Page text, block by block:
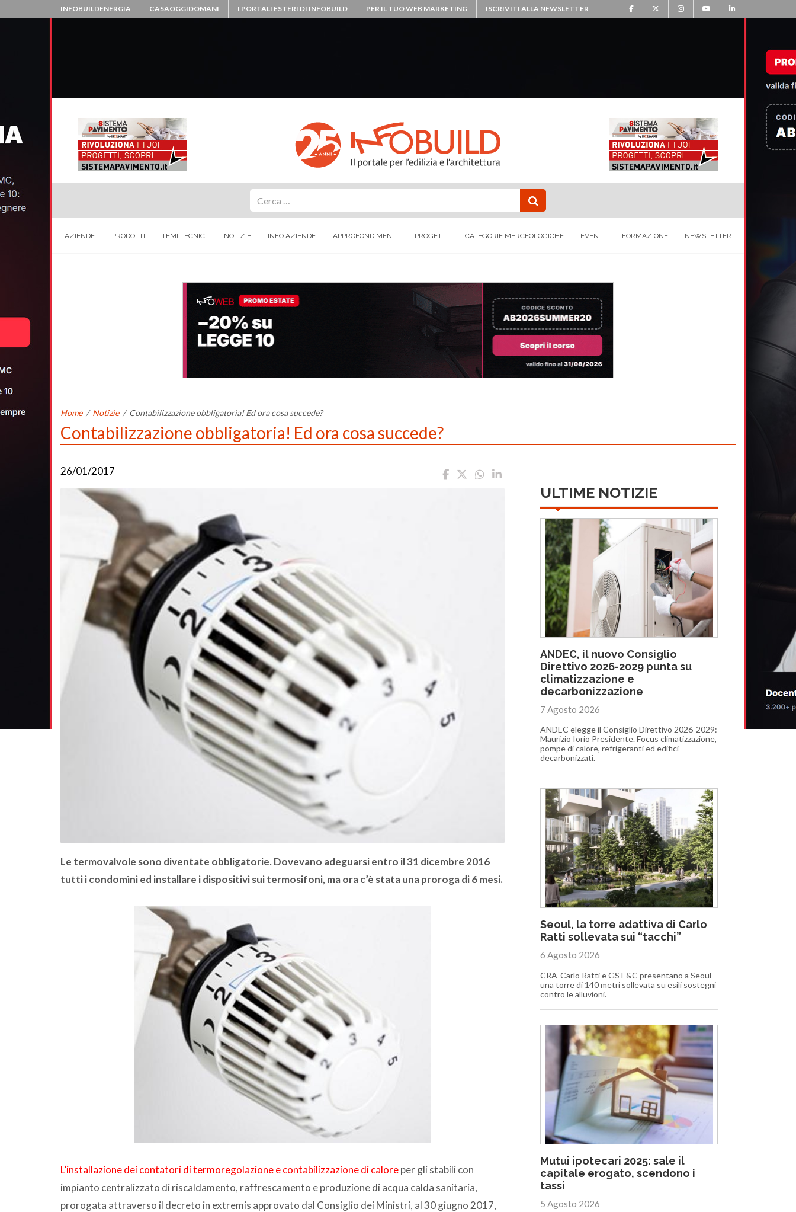
INFOBUILDENERGIA CASAOGGIDOMANI I PORTALI ESTERI DI INFOBUILD PER IL TUO WEB MARKETING ISCRIVITI ALLA NEWSLETTER
AZIENDE PRODOTTI TEMI TECNICI NOTIZIE INFO AZIENDE APPROFONDIMENTI PROGETTI CATEGORIE MERCEOLOGICHE EVENTI FORMAZIONE NEWSLETTER
Home / Notizie / Contabilizzazione obbligatoria! Ed ora cosa succede?
Contabilizzazione obbligatoria! Ed ora cosa succede?
26/01/2017
Le termovalvole sono diventate obbligatorie. Dovevano adeguarsi entro il 31 dicembre 2016
tutti i condomìni ed installare i dispositivi sui termosifoni, ma ora c’è stata una proroga di 6 mesi.
L’installazione dei contatori di termoregolazione e contabilizzazione di caloreper gli stabili con
impianto centralizzato di riscaldamento, raffrescamento e produzione di acqua calda sanitaria,
prorogata attraverso il decreto in extremis approvato dal Consiglio dei Ministri, al 30 giugno 2017,
ULTIME NOTIZIE
ANDEC, il nuovo Consiglio
Direttivo 2026-2029 punta su
climatizzazione e
decarbonizzazione
7 Agosto 2026
ANDEC elegge il Consiglio Direttivo 2026-2029:
Maurizio Iorio Presidente. Focus climatizzazione,
pompe di calore, refrigeranti ed edifici
decarbonizzati.
Seoul, la torre adattiva di Carlo
Ratti sollevata sui “tacchi”
6 Agosto 2026
CRA-Carlo Ratti e GS E&C presentano a Seoul
una torre di 140 metri sollevata su esili sostegni
contro le alluvioni.
Mutui ipotecari 2025: sale il
capitale erogato, scendono i
tassi
5 Agosto 2026